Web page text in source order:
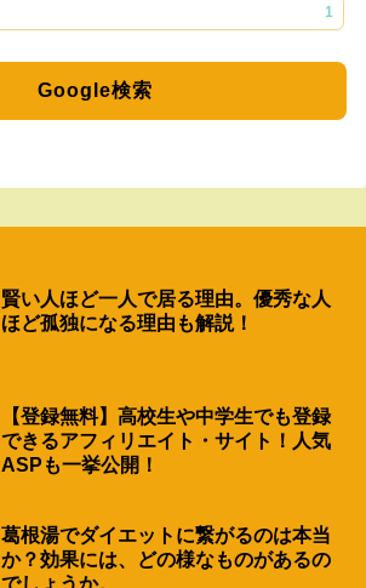
1
Google検索
賢い人ほど一人で居る理由。優秀な人
ほど孤独になる理由も解説！
【登録無料】高校生や中学生でも登録
できるアフィリエイト・サイト！人気
ASPも一挙公開！
葛根湯でダイエットに繋がるのは本当
か？効果には、どの様なものがあるの
でしょうか。